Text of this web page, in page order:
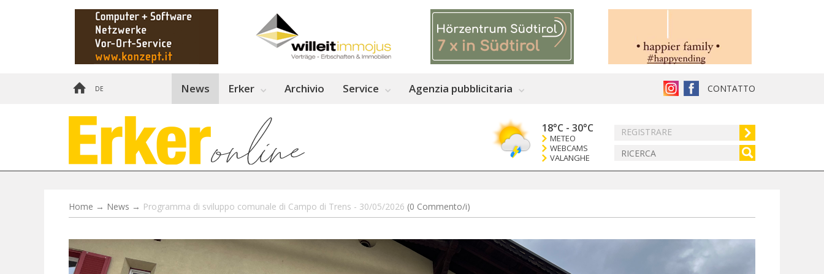
DE CONTATTO
News Erker Archivio Service Agenzia pubblicitaria
REGISTRARE
18°C - 30°C
METEO
WEBCAMS
VALANGHE
Home → News → Programma di sviluppo comunale di Campo di Trens - 30/05/2026 (0 Commento/i)